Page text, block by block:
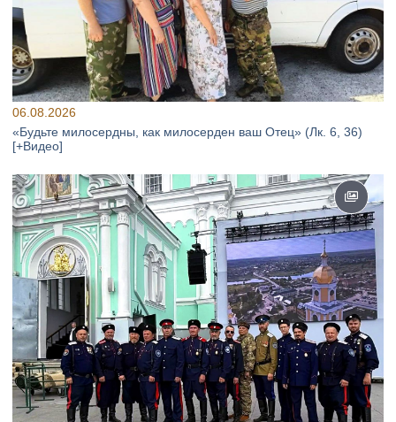
06.08.2026
«Будьте милосердны, как милосерден ваш Отец» (Лк. 6, 36)
[+Видео]